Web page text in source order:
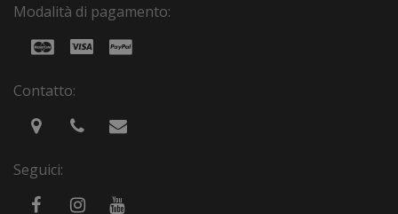
Modalità di pagamento:
Contatto:
Seguici: